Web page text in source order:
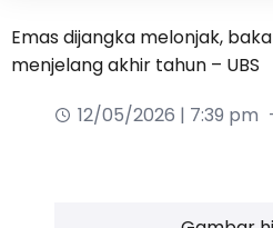
Emas dijangka melonjak,
menjelang akhir tahun – UBS
12/05/2026 | 7:39 pm